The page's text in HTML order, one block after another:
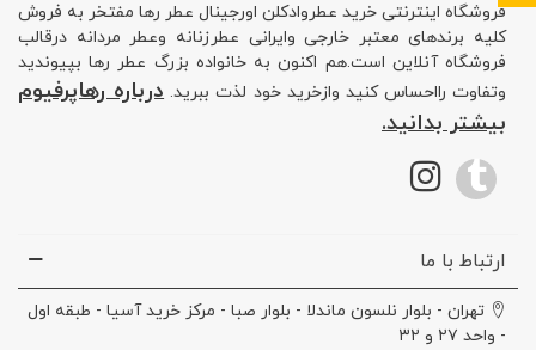
فروشگاه اینترنتی خرید عطروادکلن اورجینال عطر رها مفتخر به فروش
کلیه برندهای معتبر خارجی وایرانی عطرزنانه وعطر مردانه درقالب
فروشگاه آنلاین است.هم اکنون به خانواده بزرگ عطر رها بپیوندید
وتفاوت رااحساس کنید وازخرید خود لذت ببرید. درباره رهاپرفیوم
بیشتر بدانید.
ارتباط با ما
تهران - بلوار نلسون ماندلا - بلوار صبا - مرکز خرید آسیا - طبقه اول
- واحد ۲۷ و ۳۲